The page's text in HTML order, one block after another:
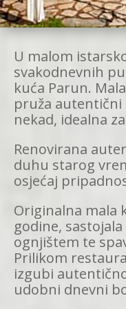
U malom
svakodnevnih
kuća Parun.
pruža autentični
nekad, idealna
Renovirana
duhu starog
osjećaj
Originalna mala
godine,
ognjištem te
Prilikom
izgubi
udobni dnevni